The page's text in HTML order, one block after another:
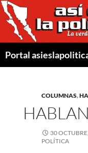
Saltar
al
contenido
Portal
COLUMNAS,
30
POLÍTICA